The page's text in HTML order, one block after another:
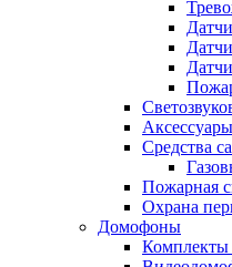
Средства
Пожарная
Охрана
Домофоны
Комплекты